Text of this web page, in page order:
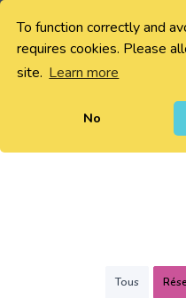
To function correctly and
requires cookies. Please
site. Learn more
No
Tous